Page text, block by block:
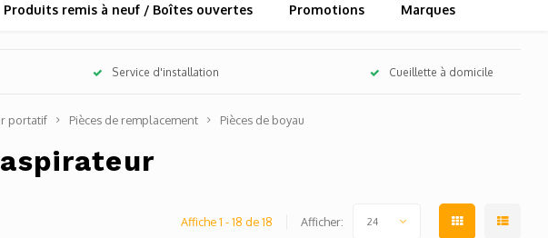
Produits remis à neuf / Boîtes ouvertes Promotions Marques
Service d'installation Cueillette à domicile
portatif Pièces de remplacement Pièces de boyau
Affiche 1 - 18 de 18 Afficher: 24